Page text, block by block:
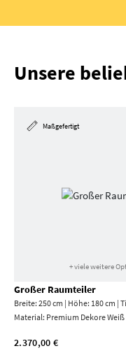
Unsere
Maßgefertigt
+ viele weitere
Großer Raumteiler
Breite: 250 cm | Höhe: 180 cm |
Material: Premium Dekore
2.370,00 €